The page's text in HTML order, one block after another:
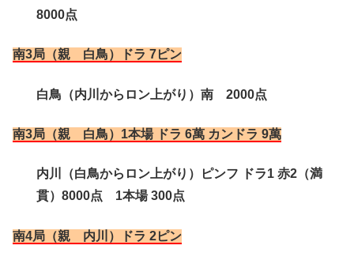
8000点
南3局（親 白鳥）ドラ 7ピン
白鳥（内川からロン上がり）南 2000点
南3局（親 白鳥）1本場 ドラ 6萬 カンドラ 9萬
内川（白鳥からロン上がり）ピンフ ドラ1 赤2（満
貫）8000点 1本場 300点
南4局（親 内川）ドラ 2ピン